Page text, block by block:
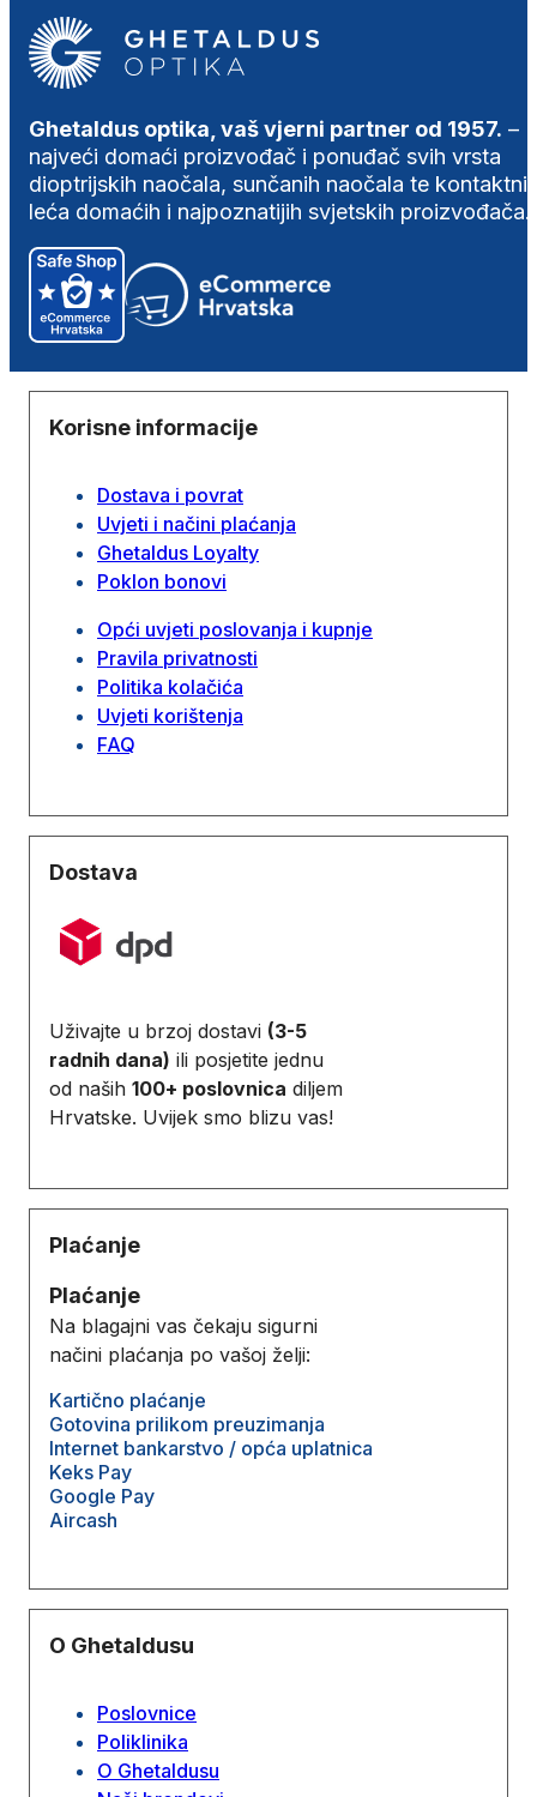
Ghetaldus optika, vaš vjerni partner od 1957. –
najveći domaći proizvođač i ponuđač svih vrsta
dioptrijskih naočala, sunčanih naočala te
leća domaćih i najpoznatijih svjetskih proizvođača.
Korisne informacije
Dostava i povrat
Uvjeti i načini plaćanja
Ghetaldus Loyalty
Poklon bonovi
Opći uvjeti poslovanja i kupnje
Pravila privatnosti
Politika kolačića
Uvjeti korištenja
FAQ
Dostava
Uživajte u brzoj dostavi (3-5
radnih dana) ili posjetite jednu
od naših 100+ poslovnica diljem
Hrvatske. Uvijek smo blizu vas!
Plaćanje
Plaćanje
Na blagajni vas čekaju sigurni
načini plaćanja po vašoj želji:
Kartično plaćanje
Gotovina prilikom preuzimanja
Internet bankarstvo / opća uplatnica
Keks Pay
Google Pay
Aircash
O Ghetaldusu
Poslovnice
Poliklinika
O Ghetaldusu